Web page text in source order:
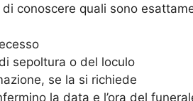
conoscere quali sono
sepoltura o del loculo
se la si richiede
la data e l’ora del